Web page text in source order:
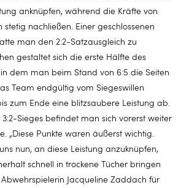
anknüpfen, während die Kräfte von
nachließen. Einer geschlossenen
man den 2:2-Satzausgleich zu
gestaltet sich die erste Hälfte des
dem man beim Stand von 6:5 die Seiten
Team endgültig vom Siegeswillen
zum Ende eine blitzsaubere Leistung ab.
Sieges befindet man sich vorerst weiter
„Diese Punkte waren äußerst wichtig.
nun, an diese Leistung anzuknüpfen,
schnell in trockene Tücher bringen
Abwehrspielerin Jacqueline Zaddach für